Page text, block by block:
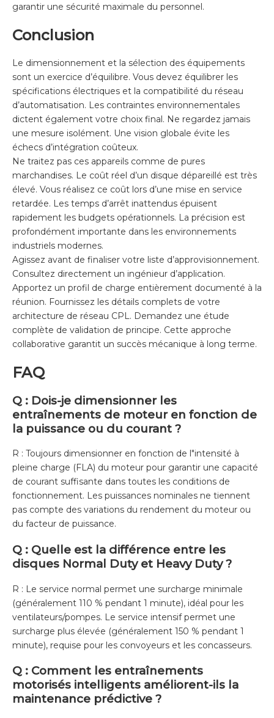
garantir une sécurité maximale du personnel.
Conclusion
Le dimensionnement et la sélection des équipements
sont un exercice d’équilibre. Vous devez équilibrer les
spécifications électriques et la compatibilité du réseau
d’automatisation. Les contraintes environnementales
dictent également votre choix final. Ne regardez jamais
une mesure isolément. Une vision globale évite les
échecs d’intégration coûteux.
Ne traitez pas ces appareils comme de pures
marchandises. Le coût réel d’un disque dépareillé est très
élevé. Vous réalisez ce coût lors d’une mise en service
retardée. Les temps d’arrêt inattendus épuisent
rapidement les budgets opérationnels. La précision est
profondément importante dans les environnements
industriels modernes.
Agissez avant de finaliser votre liste d’approvisionnement.
Consultez directement un ingénieur d’application.
Apportez un profil de charge entièrement documenté à la
réunion. Fournissez les détails complets de votre
architecture de réseau CPL. Demandez une étude
complète de validation de principe. Cette approche
collaborative garantit un succès mécanique à long terme.
FAQ
Q : Dois-je dimensionner les
entraînements de moteur en fonction de
la puissance ou du courant ?
R : Toujours dimensionner en fonction de l"intensité à
pleine charge (FLA) du moteur pour garantir une capacité
de courant suffisante dans toutes les conditions de
fonctionnement. Les puissances nominales ne tiennent
pas compte des variations du rendement du moteur ou
du facteur de puissance.
Q : Quelle est la différence entre les
disques Normal Duty et Heavy Duty ?
R : Le service normal permet une surcharge minimale
(généralement 110 % pendant 1 minute), idéal pour les
ventilateurs/pompes. Le service intensif permet une
surcharge plus élevée (généralement 150 % pendant 1
minute), requise pour les convoyeurs et les concasseurs.
Q : Comment les entraînements
motorisés intelligents améliorent-ils la
maintenance prédictive ?